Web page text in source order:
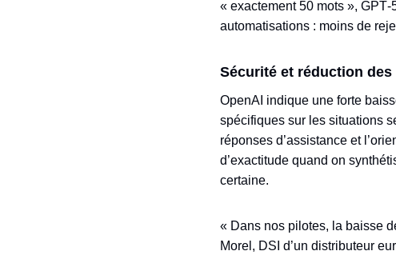
« exactement 50 mots »,
automatisations : moins de
Sécurité et réduction
OpenAI indique une forte
spécifiques sur les situations
réponses d’assistance et
d’exactitude quand on
certaine.
« Dans nos pilotes, la baisse
Morel, DSI d’un distributeur